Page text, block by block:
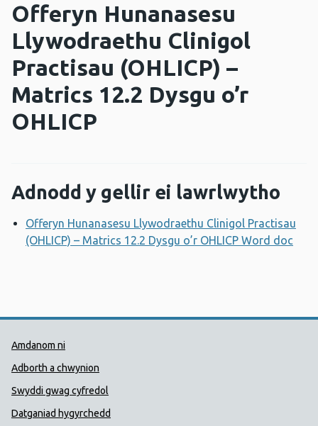
Offeryn Hunanasesu
Llywodraethu Clinigol
Practisau (OHLICP) –
Matrics 12.2 Dysgu o’r
OHLICP
Adnodd y gellir ei lawrlwytho
Offeryn Hunanasesu Llywodraethu Clinigol Practisau
(OHLICP) – Matrics 12.2 Dysgu o’r OHLICP Word doc
Dolenni Cymorth Iechyd
Amdanom ni
Adborth a chwynion
Swyddi gwag cyfredol
Datganiad hygyrchedd